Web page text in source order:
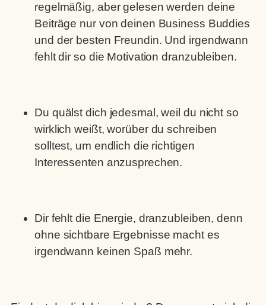
regelmäßig, aber gelesen werden deine
Beiträge nur von deinen Business Buddies
und der besten Freundin. Und irgendwann
fehlt dir so die Motivation dranzubleiben.
Du quälst dich jedesmal, weil du nicht so
wirklich weißt, worüber du schreiben
solltest, um endlich die richtigen
Interessenten anzusprechen.
Dir fehlt die Energie, dranzubleiben, denn
ohne sichtbare Ergebnisse macht es
irgendwann keinen Spaß mehr.